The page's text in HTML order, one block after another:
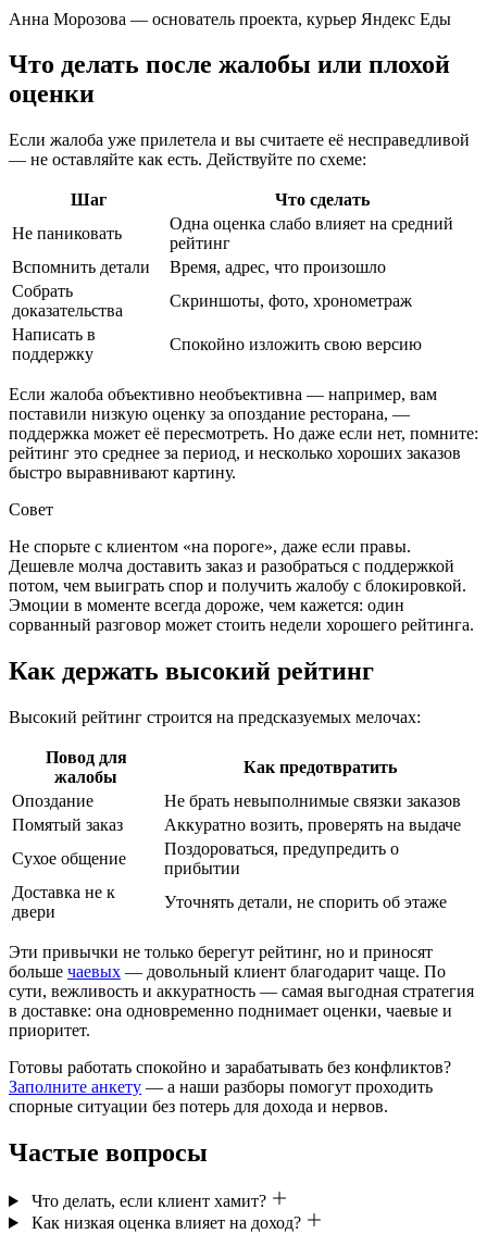
Анна Морозова — основатель проекта, курьер Яндекс Еды
Что делать после жалобы или плохой
оценки
Если жалоба уже прилетела и вы считаете её несправедливой
— не оставляйте как есть. Действуйте по схеме:
Шаг
Что сделать
Не паниковать
Одна оценка слабо влияет на средний
рейтинг
Вспомнить детали
Время, адрес, что произошло
Собрать
доказательства
Скриншоты, фото, хронометраж
Написать в
поддержку
Спокойно изложить свою версию
Если жалоба объективно необъективна — например, вам
поставили низкую оценку за опоздание ресторана, —
поддержка может её пересмотреть. Но даже если нет, помните:
рейтинг это среднее за период, и несколько хороших заказов
быстро выравнивают картину.
Совет
Не спорьте с клиентом «на пороге», даже если правы.
Дешевле молча доставить заказ и разобраться с поддержкой
потом, чем выиграть спор и получить жалобу с блокировкой.
Эмоции в моменте всегда дороже, чем кажется: один
сорванный разговор может стоить недели хорошего рейтинга.
Как держать высокий рейтинг
Высокий рейтинг строится на предсказуемых мелочах:
Повод для
жалобы
Как предотвратить
Опоздание
Не брать невыполнимые связки заказов
Помятый заказ
Аккуратно возить, проверять на выдаче
Сухое общение
Поздороваться, предупредить о
прибытии
Доставка не к
двери
Уточнять детали, не спорить об этаже
Эти привычки не только берегут рейтинг, но и приносят
больше чаевых — довольный клиент благодарит чаще. По
сути, вежливость и аккуратность — самая выгодная стратегия
в доставке: она одновременно поднимает оценки, чаевые и
приоритет.
Готовы работать спокойно и зарабатывать без конфликтов?
Заполните анкету — а наши разборы помогут проходить
спорные ситуации без потерь для дохода и нервов.
Частые вопросы
Что делать, если клиент хамит?
Как низкая оценка влияет на доход?